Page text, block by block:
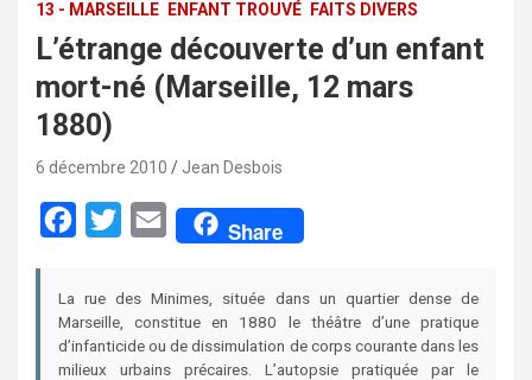
13 - MARSEILLE ENFANT TROUVÉ FAITS DIVERS
L’étrange découverte d’un enfant
mort-né (Marseille, 12 mars
1880)
6 décembre 2010 Jean Desbois
c
e
b
i
t
t
E
a
i
l
Share
La rue des Minimes, située dans un quartier dense de
Marseille, constitue en 1880 le théâtre d’une pratique
d’infanticide ou de dissimulation de corps courante dans les
milieux urbains précaires. L’autopsie pratiquée par le